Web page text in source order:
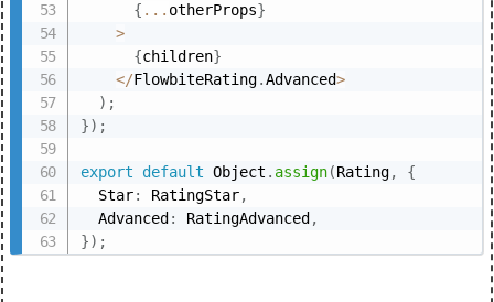
{ ... otherProps}
>
{children}
</FlowbiteRating.Advanced>
) ;
}) ;
export default Object . assign(Rating,
{
  Star
: RatingStar,
  Advanced
: RatingAdvanced ,
}) ;